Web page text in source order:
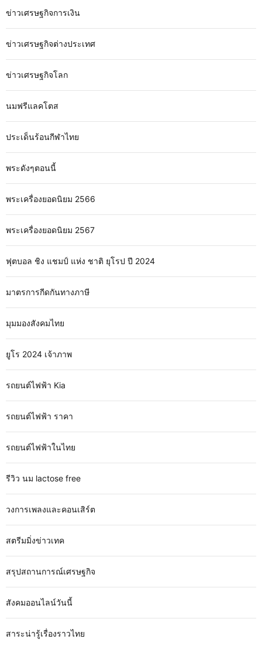
ข่าวเศรษฐกิจการเงิน
ข่าวเศรษฐกิจต่างประเทศ
ข่าวเศรษฐกิจโลก
นมฟรีแลคโตส
ประเด็นร้อนกีฬาไทย
พระดังๆตอนนี้
พระเครื่องยอดนิยม 2566
พระเครื่องยอดนิยม 2567
ฟุตบอล ชิง แชมป์ แห่ง ชาติ ยุโรป ปี 2024
มาตรการกีดกันทางภาษี
มุมมองสังคมไทย
ยูโร 2024 เจ้าภาพ
รถยนต์ไฟฟ้า Kia
รถยนต์ไฟฟ้า ราคา
รถยนต์ไฟฟ้าในไทย
รีวิว นม lactose free
วงการเพลงและคอนเสิร์ต
สตรีมมิ่งข่าวเทค
สรุปสถานการณ์เศรษฐกิจ
สังคมออนไลน์วันนี้
สาระน่ารู้เรื่องราวไทย